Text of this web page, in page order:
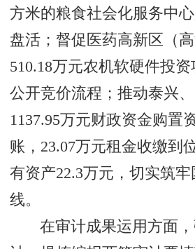
方米的粮食社会化服务中
盘活；督促医药高新区（
510.18万元农机软硬件投
公开竞价流程；推动泰兴
1137.95万元财政资金购置
账，23.07万元租金收缴到
有资产22.3万元，切实筑
线。
在审计成果运用方面